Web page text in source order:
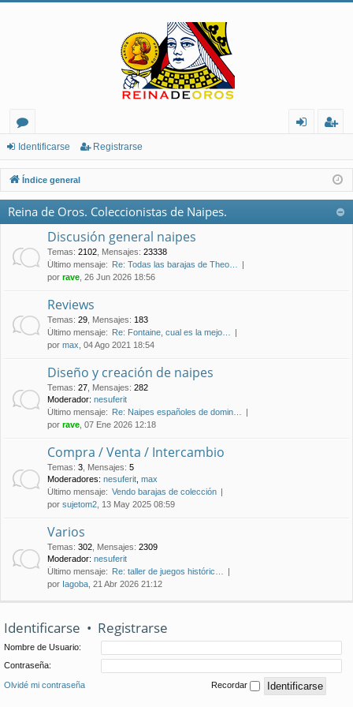
or
os
nt
ifi
ist
ra
Identificarse Registrarse
Índice general
Reina de Oros. Coleccionistas de Naipes.
Discusión general naipes
Temas: 2102 Mensajes: 23338
Último mensaje: Re: Todas las barajas de Theo…
por rave , 26 Jun 2026 18:56
Reviews
Temas: 29 Mensajes: 183
Último mensaje: Re: Fontaine, cual es la mejo…
por max , 04 Ago 2021 18:54
Diseño y creación de naipes
Temas: 27 Mensajes: 282
Moderador: nesuferit
Último mensaje: Re: Naipes españoles de domin…
por rave , 07 Ene 2026 12:18
Compra / Venta / Intercambio
Temas: 3 Mensajes: 5
Moderadores: nesuferit max
Último mensaje: Vendo barajas de colección
por sujetom2 , 13 May 2025 08:59
Varios
Temas: 302 Mensajes: 2309
Moderador: nesuferit
Último mensaje: Re: taller de juegos históric…
por Iagoba , 21 Abr 2026 21:12
Identificarse • Registrarse
Nombre de Usuario:
Contraseña:
Olvidé mi contraseña Recordar